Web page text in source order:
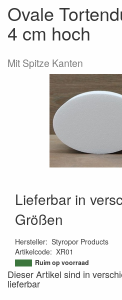
Ovale
4 cm hoch
Mit Spitze Kanten
Lieferbar in
Größen
Hersteller: Styropor Products
Artikelcode: XR01
9509539574989
Ruim op voorraad
Dieser Artikel sind in
lieferbar